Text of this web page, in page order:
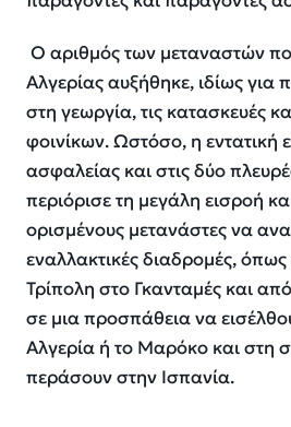
Ο αριθμός των μεταναστών
Αλγερίας αυξήθηκε, ιδίως για
στη γεωργία, τις κατασκευές
φοινίκων. Ωστόσο, η εντατική
ασφαλείας και στις δύο
περιόρισε τη μεγάλη εισροή
ορισμένους μετανάστες να
εναλλακτικές διαδρομές, όπως
Τρίπολη στο Γκανταμές και
σε μια προσπάθεια να
Αλγερία ή το Μαρόκο και στη
περάσουν στην Ισπανία.